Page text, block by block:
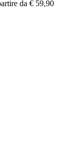
da € 59,90